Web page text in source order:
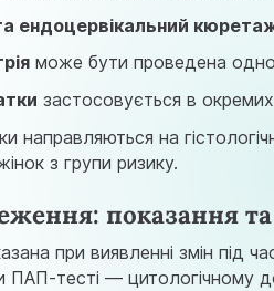
ендоцервікальний
може бути проведена
застосовується в
направляються на
з групи ризику.
показання
при виявленні змін
ПАП-тесті — цитологічному